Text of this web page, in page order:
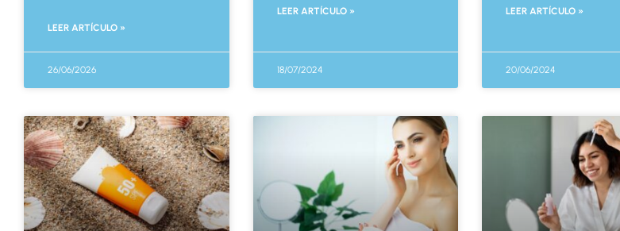
LEER ARTÍCULO »
26/06/2026
LEER ARTÍCULO »
18/07/2024
LEER ARTÍCULO »
20/06/2024